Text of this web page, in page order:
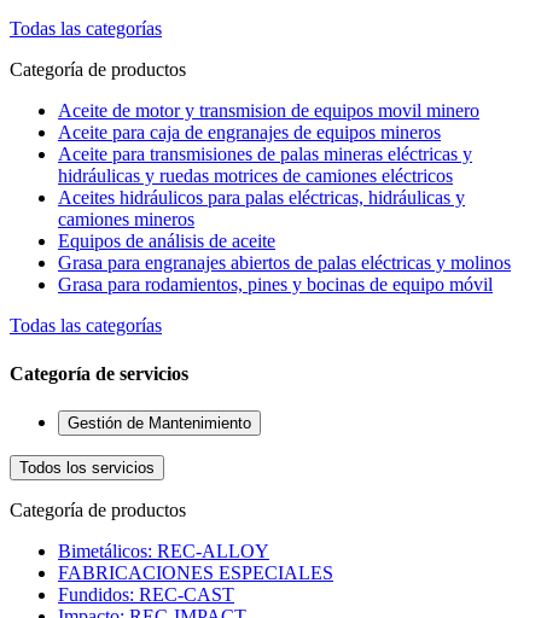
Todas las categorías
Categoría de productos
Aceite de motor y transmision de equipos movil minero
Aceite para caja de engranajes de equipos mineros
Aceite para transmisiones de palas mineras eléctricas y
hidráulicas y ruedas motrices de camiones eléctricos
Aceites hidráulicos para palas eléctricas, hidráulicas y
camiones mineros
Equipos de análisis de aceite
Grasa para engranajes abiertos de palas eléctricas y molinos
Grasa para rodamientos, pines y bocinas de equipo móvil
Todas las categorías
Categoría de servicios
Gestión de Mantenimiento
Todos los servicios
Categoría de productos
Bimetálicos: REC-ALLOY
FABRICACIONES ESPECIALES
Fundidos: REC-CAST